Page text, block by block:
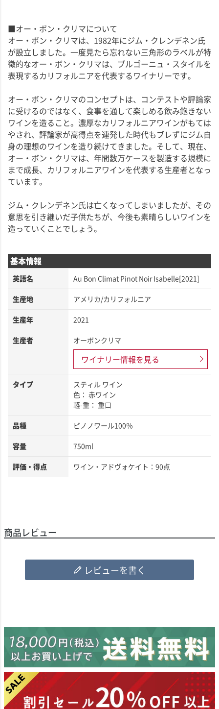
■オー・ボン・クリマについて
オー・ボン・クリマは、1982年にジム・クレンデネン氏
が設立しました。一度見たら忘れない三角形のラベルが特
徴的なオー・ボン・クリマは、ブルゴーニュ・スタイルを
表現するカリフォルニアを代表するワイナリーです。
オー・ボン・クリマのコンセプトは、コンテストや評論家
に受けるのではなく、食事を通して楽しめる飲み飽きない
ワインを造ること。濃厚なカリフォルニアワインがもては
やされ、評論家が高得点を連発した時代もブレずにジム自
身の理想のワインを造り続けてきました。そして、現在、
オー・ボン・クリマは、年間数万ケースを製造する規模に
まで成長、カリフォルニアワインを代表する生産者となっ
ています。
ジム・クレンデネン氏は亡くなってしまいましたが、その
意思を引き継いだ子供たちが、今後も素晴らしいワインを
造っていくことでしょう。
基本情報
英語名 Au Bon Climat Pinot Noir Isabelle[2021]
生産地 アメリカ/カリフォルニア
生産年 2021
生産者 オーボンクリマ
ワイナリー情報を見る
タイプ
スティル ワイン
色： 赤ワイン
軽-重： 重口
品種 ピノノワール100％
容量 750ml
評価・得点 ワイン・アドヴォケイト：90点
商品レビュー
レビューを書く